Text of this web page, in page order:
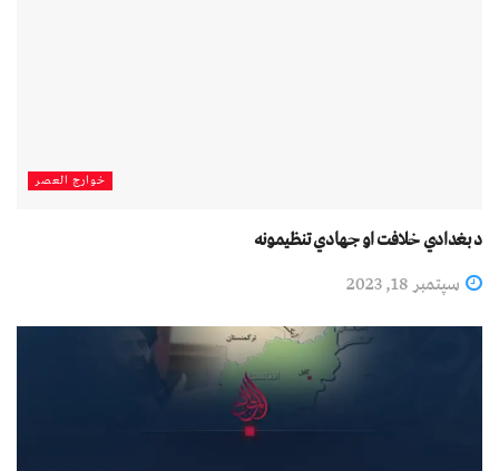
خوارج العصر
د بغدادي خلافت او جهادي تنظیمونه
سپتمبر 18, 2023